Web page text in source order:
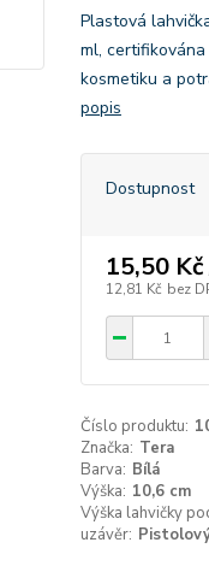
Plastová
ml,
kosmetiku a
popis
Dostupnost
15,50 Kč
12,81 Kč bez
Číslo produktu:
Značka: Tera
Barva: Bílá
Výška: 10,6 cm
Výška lahvičky
uzávěr: